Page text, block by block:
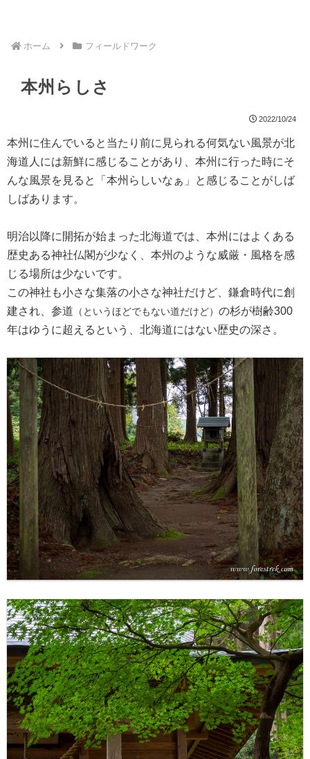
ホーム フィールドワーク
本州らしさ
2022/10/24
本州に住んでいると当たり前に見られる何気ない風景が北
海道人には新鮮に感じることがあり、本州に行った時にそ
んな風景を見ると「本州らしいなぁ」と感じることがしば
しばあります。
明治以降に開拓が始まった北海道では、本州にはよくある
歴史ある神社仏閣が少なく、本州のような威厳・風格を感
じる場所は少ないです。
この神社も小さな集落の小さな神社だけど、鎌倉時代に創
建され、参道 （というほどでもない道だけど） の杉が樹齢300
年はゆうに超えるという、北海道にはない歴史の深さ。